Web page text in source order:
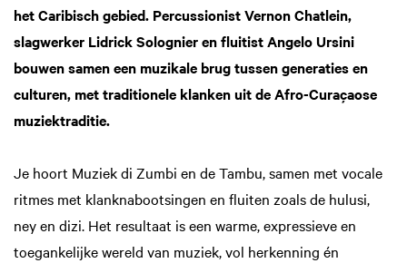
het Caribisch gebied. Percussionist Vernon Chatlein,
slagwerker Lidrick Solognier en fluitist Angelo Ursini
bouwen samen een muzikale brug tussen generaties en
culturen, met traditionele klanken uit de Afro-Curaçaose
muziektraditie.
Je hoort Muziek di Zumbi en de Tambu, samen met vocale
ritmes met klanknabootsingen en fluiten zoals de hulusi,
ney en dizi. Het resultaat is een warme, expressieve en
toegankelijke wereld van muziek, vol herkenning én